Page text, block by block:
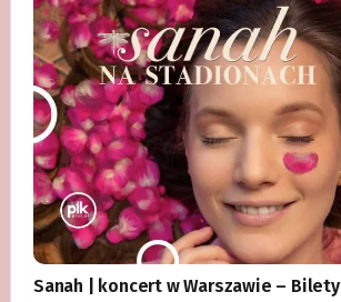
Sanah | koncert w Warszawie – Bilety